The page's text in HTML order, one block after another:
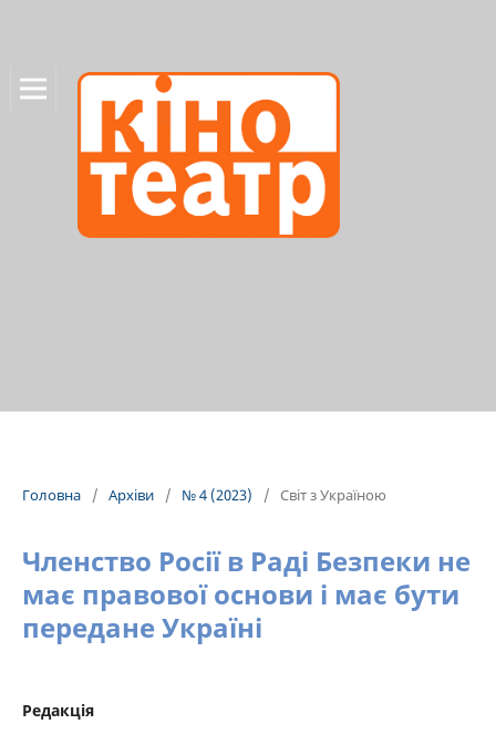
Головна / Архіви / № 4 (2023) / Світ з Україною
Членство Росії в Раді Безпеки не
має правової основи і має бути
передане Україні
Редакція